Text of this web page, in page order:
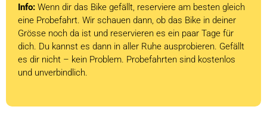
Info: Wenn dir das Bike gefällt, reserviere am besten gleich
eine Probefahrt. Wir schauen dann, ob das Bike in deiner
Grösse noch da ist und reservieren es ein paar Tage für
dich. Du kannst es dann in aller Ruhe ausprobieren. Gefällt
es dir nicht – kein Problem. Probefahrten sind kostenlos
und unverbindlich.